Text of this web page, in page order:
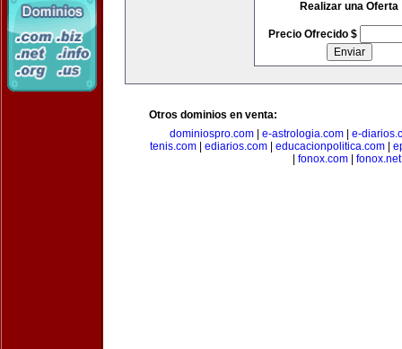
Realizar una Oferta
Precio Ofrecido $
Otros dominios en venta:
dominiospro.com
e-astrologia.com
e-
tenis.com
ediarios.com educacionpolitica.com
fonox.com| fonox.net